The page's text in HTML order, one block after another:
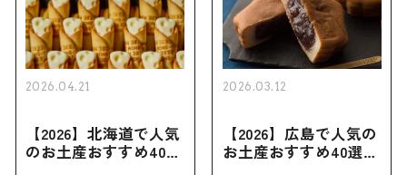
2026.04.21
【2026】北海道で人気
のお土産おすすめ40選
2026.03.12
【2026】広島で人気の
お土産おすすめ40選｜